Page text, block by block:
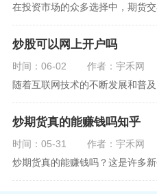
炒股可以网上开户吗
时间：06-02
作者：宇禾网
炒期货真的能赚钱吗知乎
时间：05-31
作者：宇禾网